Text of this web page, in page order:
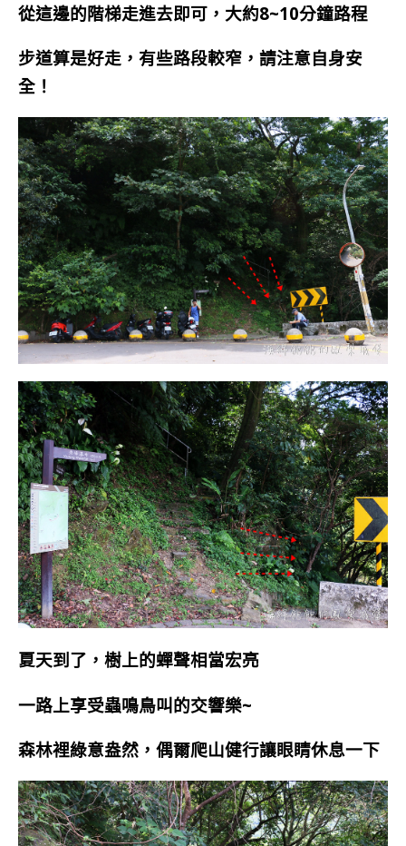
從這邊的階梯走進去即可，大約8~10分鐘路程
步道算是好走，有些路段較窄，請注意自身安
全！
夏天到了，樹上的蟬聲相當宏亮
一路上享受蟲鳴鳥叫的交響樂~
森林裡綠意盎然，偶爾爬山健行讓眼睛休息一下